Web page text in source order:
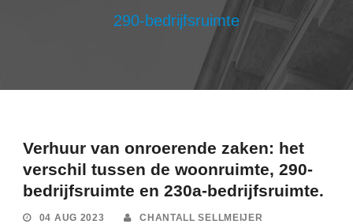
290-bedrijfsruimte
Verhuur van onroerende zaken: het
verschil tussen de woonruimte, 290-
bedrijfsruimte en 230a-bedrijfsruimte.
04 AUG 2023 CHANTALL SELLMEIJER